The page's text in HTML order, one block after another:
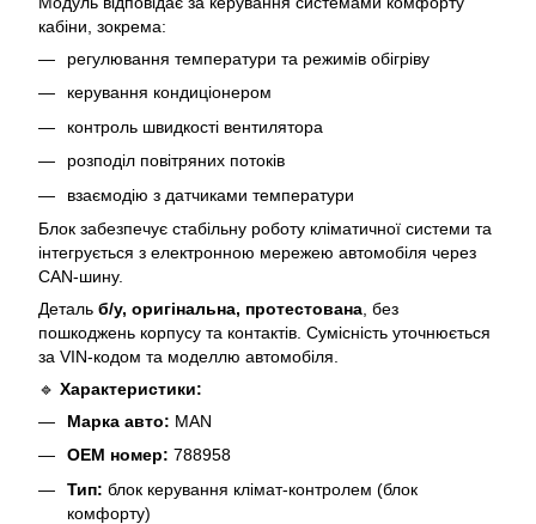
кабіни, зокрема:
регулювання температури та режимів обігріву
керування кондиціонером
контроль швидкості вентилятора
розподіл повітряних потоків
взаємодію з датчиками температури
Блок забезпечує стабільну роботу кліматичної системи та
інтегрується з електронною мережею автомобіля через
CAN-шину.
Деталь б/у, оригінальна, протестована , без
пошкоджень корпусу та контактів. Сумісність уточнюється
за VIN-кодом та моделлю автомобіля.
🔹 Характеристики:
Марка авто: MAN
OEM номер: 788958
Тип: блок керування клімат-контролем (блок
комфорту)